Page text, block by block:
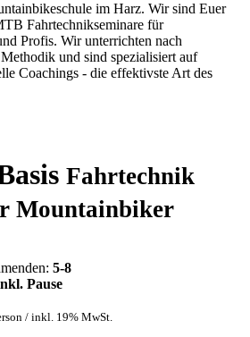
im Harz. Wir sind Euer
Fahrtechnikseminare für
Profis. Wir unterrichten nach
und sind spezialisiert auf
Coachings - die effektivste Art des
Fahrtechnik
Mountainbiker
5-8
Pause
/ inkl. 19% MwSt.